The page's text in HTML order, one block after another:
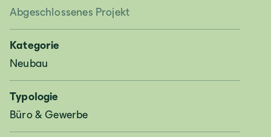
Abgeschlossenes Projekt
Kategorie
Neubau
Typologie
Büro & Gewerbe